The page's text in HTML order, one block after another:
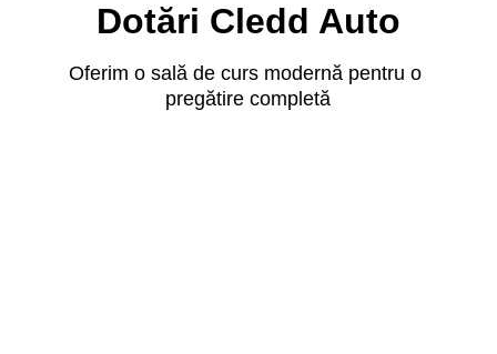
Dotări Cledd Auto
Oferim o sală de curs modernă pentru o
pregătire completă